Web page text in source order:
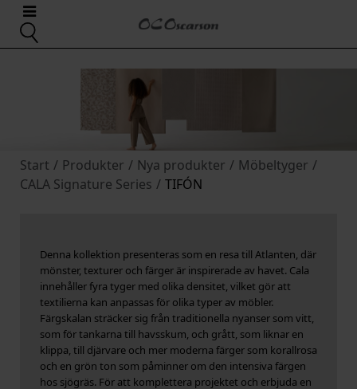
Start / Produkter / Nya produkter / Möbeltyger /
CALA Signature Series / TIFÓN
Denna kollektion presenteras som en resa till Atlanten, där
mönster, texturer och färger är inspirerade av havet. Cala
innehåller fyra tyger med olika densitet, vilket gör att
textilierna kan anpassas för olika typer av möbler.
Färgskalan sträcker sig från traditionella nyanser som vitt,
som för tankarna till havsskum, och grått, som liknar en
klippa, till djärvare och mer moderna färger som korallrosa
och en grön ton som påminner om den intensiva färgen
hos sjögräs. För att komplettera projektet och erbjuda en